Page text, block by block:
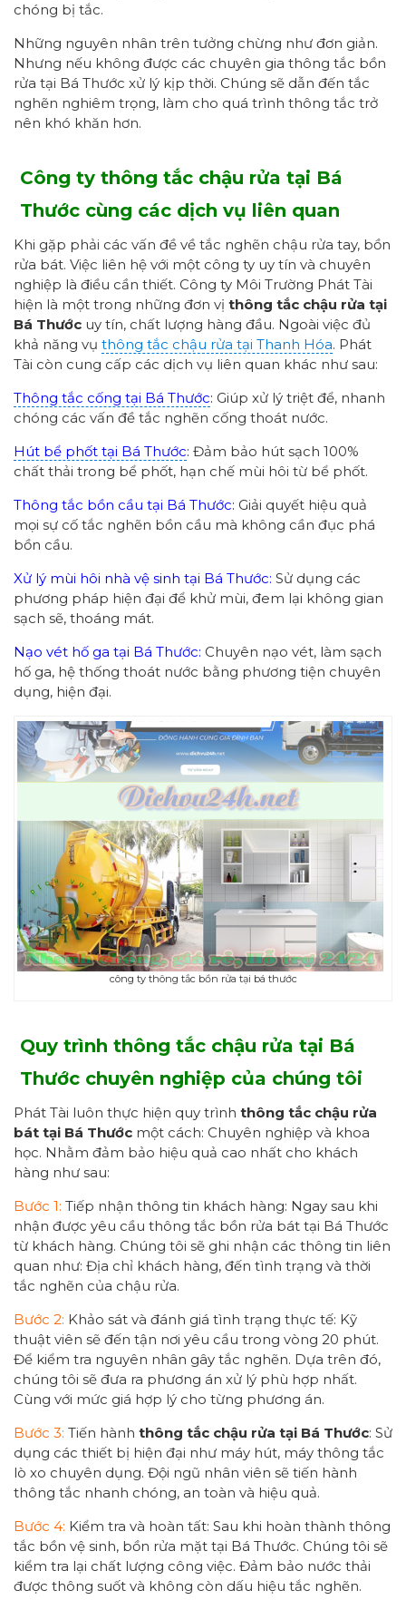
chóng bị tắc.
Những nguyên nhân trên tưởng chừng như đơn giản.
Nhưng nếu không được các chuyên gia thông tắc bồn
rửa tại Bá Thước xử lý kịp thời. Chúng sẽ dẫn đến tắc
nghẽn nghiêm trọng, làm cho quá trình thông tắc trở
nên khó khăn hơn.
Công ty thông tắc chậu rửa tại Bá
Thước cùng các dịch vụ liên quan
Khi gặp phải các vấn đề về tắc nghẽn chậu rửa tay, bồn
rửa bát. Việc liên hệ với một công ty uy tín và chuyên
nghiệp là điều cần thiết. Công ty Môi Trường Phát Tài
hiện là một trong những đơn vị thông tắc chậu rửa tại
Bá Thước uy tín, chất lượng hàng đầu. Ngoài việc đủ
khả năng vụ thông tắc chậu rửa tại Thanh Hóa. Phát
Tài còn cung cấp các dịch vụ liên quan khác như sau:
Thông tắc cống tại Bá Thước: Giúp xử lý triệt để, nhanh
chóng các vấn đề tắc nghẽn cống thoát nước.
Hút bể phốt tại Bá Thước: Đảm bảo hút sạch 100%
chất thải trong bể phốt, hạn chế mùi hôi từ bể phốt.
Thông tắc bồn cầu tại Bá Thước: Giải quyết hiệu quả
mọi sự cố tắc nghẽn bồn cầu mà không cần đục phá
bồn cầu.
Xử lý mùi hôi nhà vệ sinh tại Bá Thước: Sử dụng các
phương pháp hiện đại để khử mùi, đem lại không gian
sạch sẽ, thoáng mát.
Nạo vét hố ga tại Bá Thước: Chuyên nạo vét, làm sạch
hố ga, hệ thống thoát nước bằng phương tiện chuyên
dụng, hiện đại.
công ty thông tắc bồn rửa tại bá thước
Quy trình thông tắc chậu rửa tại Bá
Thước chuyên nghiệp của chúng tôi
Phát Tài luôn thực hiện quy trình thông tắc chậu rửa
bát tại Bá Thước một cách: Chuyên nghiệp và khoa
học. Nhằm đảm bảo hiệu quả cao nhất cho khách
hàng như sau:
Bước 1: Tiếp nhận thông tin khách hàng: Ngay sau khi
nhận được yêu cầu thông tắc bồn rửa bát tại Bá Thước
từ khách hàng. Chúng tôi sẽ ghi nhận các thông tin liên
quan như: Địa chỉ khách hàng, đến tình trạng và thời
tắc nghẽn của chậu rửa.
Bước 2: Khảo sát và đánh giá tình trạng thực tế: Kỹ
thuật viên sẽ đến tận nơi yêu cầu trong vòng 20 phút.
Để kiểm tra nguyên nhân gây tắc nghẽn. Dựa trên đó,
chúng tôi sẽ đưa ra phương án xử lý phù hợp nhất.
Cùng với mức giá hợp lý cho từng phương án.
Bước 3: Tiến hành thông tắc chậu rửa tại Bá Thước: Sử
dụng các thiết bị hiện đại như máy hút, máy thông tắc
lò xo chuyên dụng. Đội ngũ nhân viên sẽ tiến hành
thông tắc nhanh chóng, an toàn và hiệu quả.
Bước 4: Kiểm tra và hoàn tất: Sau khi hoàn thành thông
tắc bồn vệ sinh, bồn rửa mặt tại Bá Thước. Chúng tôi sẽ
kiểm tra lại chất lượng công việc. Đảm bảo nước thải
được thông suốt và không còn dấu hiệu tắc nghẽn.